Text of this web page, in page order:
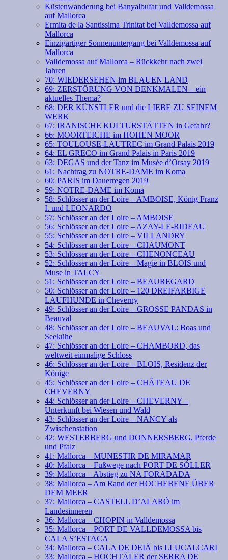
Küstenwanderung bei Banyalbufar und Valldemossa
auf Mallorca
Ermita de la Santissima Trinitat bei Valldemossa auf
Mallorca
Einzigartiger Sonnenuntergang bei Valldemossa auf
Mallorca
Valldemossa auf Mallorca – Rückkehr nach zwei
Jahren
70: WIEDERSEHEN im BLAUEN LAND
69: ZERSTÖRUNG VON DENKMALEN – ein
aktuelles Thema?
68: DER KÜNSTLER und die LIEBE ZU SEINEM
WERK
67: IRANISCHE KULTURSTÄTTEN in Gefahr?
66: MOORTEICHE im HOHEN MOOR
65: TOULOUSE-LAUTREC im Grand Palais 2019
64: EL GRECO im Grand Palais in Paris 2019
63: DEGAS und der Tanz im Musée d’Orsay 2019
61: Nachtrag zu NOTRE-DAME im Koma
60: PARIS im Dauerregen 2019
59: NOTRE-DAME im Koma
58: Schlösser an der Loire – AMBOISE, König Franz
I. und LEONARDO
57: Schlösser an der Loire – AMBOISE
56: Schlösser an der Loire – AZAY-LE-RIDEAU
55: Schlösser an der Loire – VILLANDRY
54: Schlösser an der Loire – CHAUMONT
53: Schlösser an der Loire – CHENONCEAU
52: Schlösser an der Loire – Magie in BLOIS und
Muse in TALCY
51: Schlösser an der Loire – BEAUREGARD
50: Schlösser an der Loire – 120 DREIFARBIGE
LAUFHUNDE in Cheverny
49: Schlösser an der Loire – GROSSE PANDAS in
Beauval
48: Schlösser an der Loire – BEAUVAL: Boas und
Seekühe
47: Schlösser an der Loire – CHAMBORD, das
weltweit einmalige Schloss
46: Schlösser an der Loire – BLOIS, Residenz der
Könige
45: Schlösser an der Loire – CHÂTEAU DE
CHEVERNY
44: Schlösser an der Loire – CHEVERNY –
Unterkunft bei Wiesen und Wald
43: Schlösser an der Loire – NANCY als
Zwischenstation
42: WESTERBERG und DONNERSBERG, Pferde
und Pfalz
41: Mallorca – MUNESTIR DE MIRAMAR
40: Mallorca – Fußwege nach PORT DE SÓLLER
39: Mallorca – Abstieg zu NA FORADADA
38: Mallorca – Am Rand der HOCHEBENE ÜBER
DEM MEER
37: Mallorca – CASTELL D’ALARÓ im
Landesinneren
36: Mallorca – CHOPIN in Valldemossa
35: Mallorca – PORT DE VALLDEMOSSA bis
CALA S’ESTACA
34: Mallorca – CALA DE DEIÀ bis LLUCALCARI
33: Mallorca – HOCHTÄLER der SERRA DE